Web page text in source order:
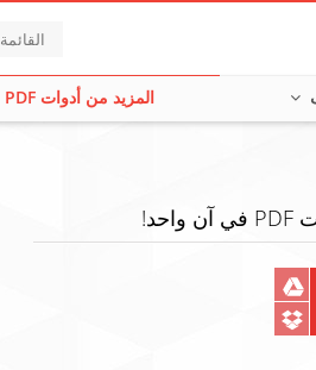
القائمة
المزيد من أدوات PDF